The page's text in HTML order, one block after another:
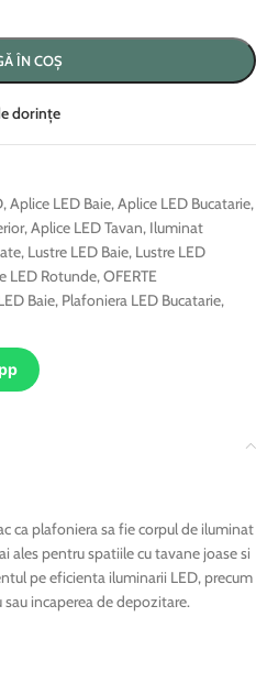
ÎN COȘ
dorințe
,Aplice LED Baie,Aplice LED Bucatarie,
,Aplice LED Tavan, Iluminat
, Lustre LED Baie, Lustre LED
LED Rotunde,OFERTE
Baie, Plafoniera LED Bucatarie,
ca plafoniera sa fie corpul de iluminat
ales pentru spatiile cu tavane joase si
pe eficienta iluminarii LED, precum
sau incaperea de depozitare.